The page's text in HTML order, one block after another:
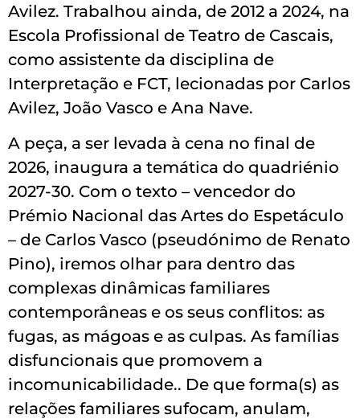
Avilez. Trabalhou ainda, de 2012 a 2024, na
Escola Profissional de Teatro de Cascais,
como assistente da disciplina de
Interpretação e FCT, lecionadas por Carlos
Avilez, João Vasco e Ana Nave.
A peça, a ser levada à cena no final de
2026, inaugura a temática do quadriénio
2027-30. Com o texto – vencedor do
Prémio Nacional das Artes do Espetáculo
– de Carlos Vasco (pseudónimo de Renato
Pino), iremos olhar para dentro das
complexas dinâmicas familiares
contemporâneas e os seus conflitos: as
fugas, as mágoas e as culpas. As famílias
disfuncionais que promovem a
incomunicabilidade.. De que forma(s) as
relações familiares sufocam, anulam,